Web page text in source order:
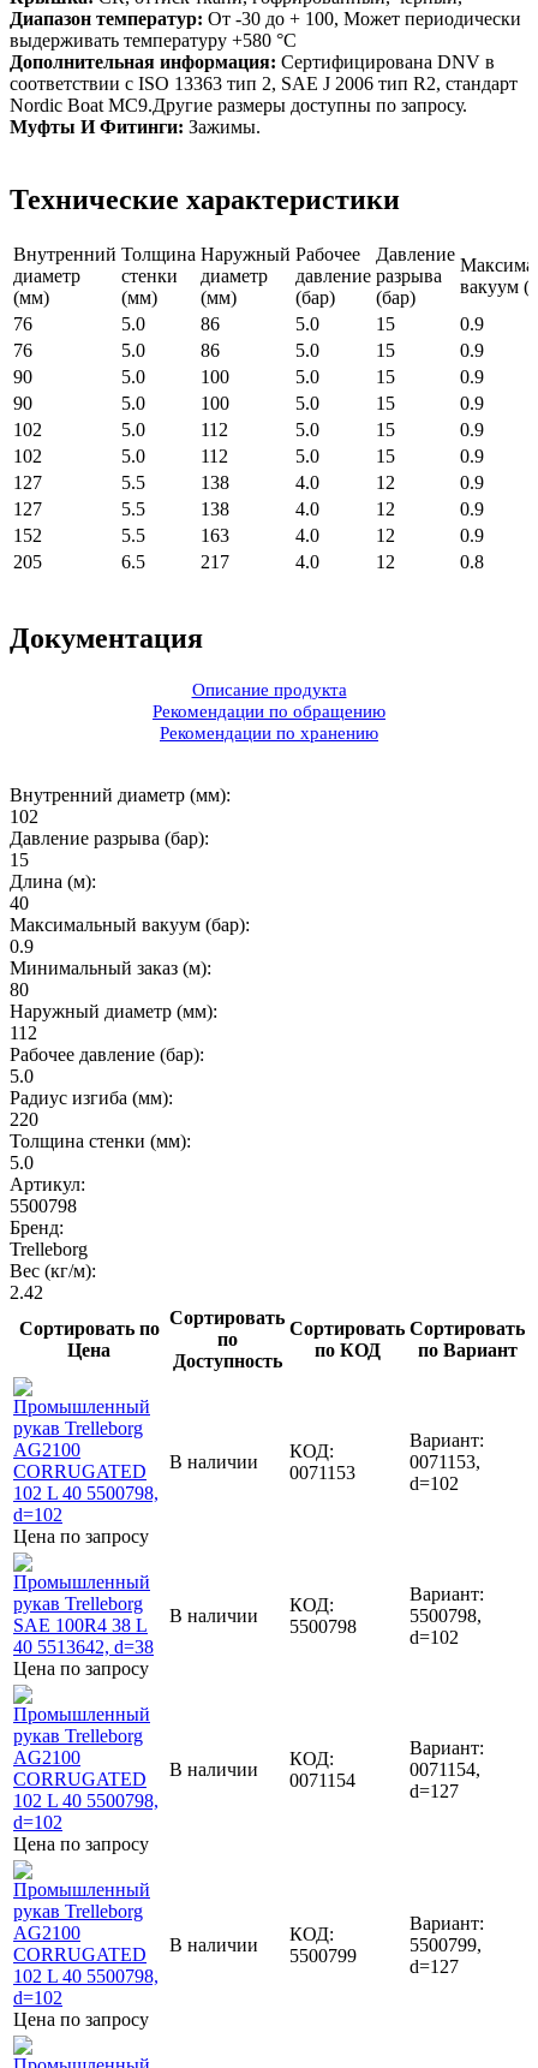
Диапазон температур: От -30 до + 100, Может периодически
выдерживать температуру +580 °C
Дополнительная информация: Сертифицирована DNV в
соответствии с ISO 13363 тип 2, SAE J 2006 тип R2, стандарт
Nordic Boat MC9.Другие размеры доступны по запросу.
Муфты И Фитинги: Зажимы.
Технические характеристики
Внутренний
диаметр
(мм)
Толщина
стенки
(мм)
Наружный
диаметр
(мм)
Рабочее
давление
(бар)
Давление
разрыва
(бар)
вакуум
76
5.0 86 5.0 15
0.9
76
5.0 86 5.0 15
0.9
90
5.0 100 5.0 15
0.9
90
5.0 100 5.0 15
0.9
102
5.0 112 5.0 15
0.9
102
5.0 112 5.0 15
0.9
127
5.5 138 4.0 12
0.9
127
5.5 138 4.0 12
0.9
152
5.5 163 4.0 12
0.9
205
6.5 217 4.0 12 0.8
Документация
Описание продукта
Рекомендации по обращению
Рекомендации по хранению
Внутренний диаметр (мм):
102
Давление разрыва (бар):
15
Длина (м):
40
Максимальный вакуум (бар):
0.9
Минимальный заказ (м):
80
Наружный диаметр (мм):
112
Рабочее давление (бар):
5.0
Радиус изгиба (мм):
220
Толщина стенки (мм):
5.0
Артикул:
5500798
Бренд:
Trelleborg
Вес (кг/м):
2.42
Сортировать по
Цена
Сортировать
по
Доступность
Сортировать
по КОД
Сортировать
по Вариант
Цена по запросу
В наличии
КОД:
0071153
Вариант:
0071153,
d=102
Цена по запросу
В наличии
КОД:
5500798
Вариант:
5500798,
d=102
Цена по запросу
В наличии
КОД:
0071154
Вариант:
0071154,
d=127
Цена по запросу
В наличии
КОД:
5500799
Вариант:
5500799,
d=127